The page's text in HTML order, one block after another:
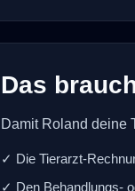
Das
Damit Roland deine
✓ Die Tierarzt-
✓ Den Behandlungs-